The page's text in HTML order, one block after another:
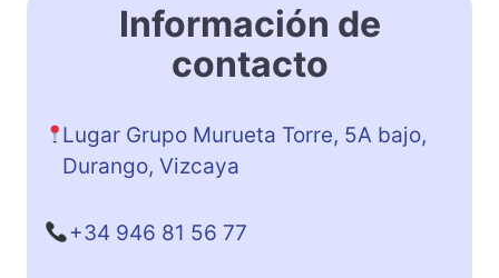
Información de
contacto
Lugar Grupo Murueta Torre, 5A bajo,
Durango, Vizcaya
+34 946 81 56 77